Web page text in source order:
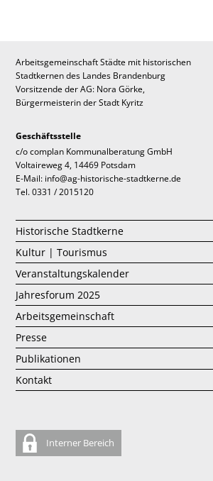
Arbeitsgemeinschaft Städte mit historischen
Stadtkernen des Landes Brandenburg
Vorsitzende der AG: Nora Görke,
Bürgermeisterin der Stadt Kyritz
Geschäftsstelle
c/o complan Kommunalberatung GmbH
Voltaireweg 4, 14469 Potsdam
E-Mail: info@ag-historische-stadtkerne.de
Tel. 0331 / 2015120
Historische Stadtkerne
Kultur | Tourismus
Veranstaltungskalender
Jahresforum 2025
Arbeitsgemeinschaft
Presse
Publikationen
Kontakt
Interner Bereich